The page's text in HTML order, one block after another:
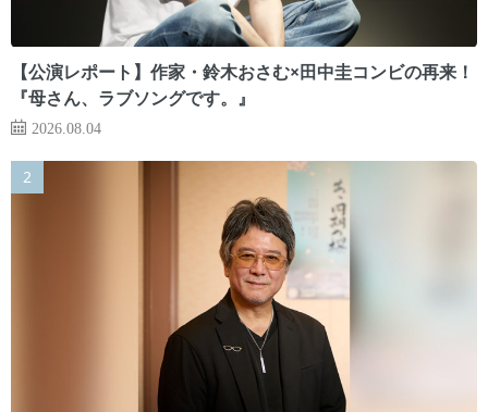
【公演レポート】作家・鈴木おさむ×田中圭コンビの再来！
『母さん、ラブソングです。』
2026.08.04